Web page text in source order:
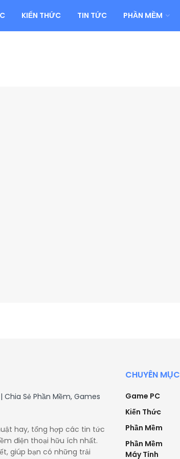
KIẾN THỨC TIN TỨC PHẦN MỀM
hay, tổng hợp các tin tức
điện thoại hữu ích nhất.
giúp bạn có những trải
CHUYÊN MỤC
Game PC
Kiến Thức
Phần Mềm
Phần Mềm
Máy Tính